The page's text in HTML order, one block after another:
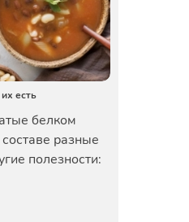
есть
белком
разные
полезности: